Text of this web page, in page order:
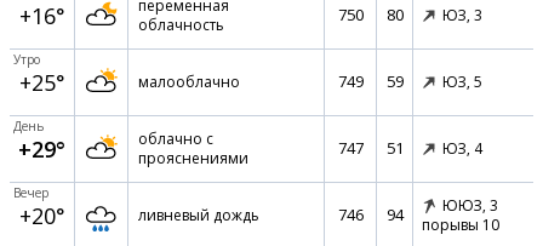
+16°
переменная
облачность
750 80 ЮЗ, 3
Утро
+25° малооблачно 749 59 ЮЗ, 5
День
+29°
облачно с
прояснениями
747 51 ЮЗ, 4
Вечер
+20° ливневый дождь 746 94 ЮЮЗ, 3
порывы 10